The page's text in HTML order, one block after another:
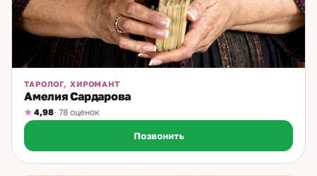
ТАРОЛОГ, ХИРОМАНТ
Амелия Сардарова
4,98· 78 оценок
Позвонить